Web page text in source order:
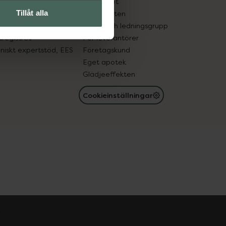
Tillåt alla
in gammal medicin
läkemedel
expertstöd, EES
Samarbeten
Ägare och ledningsgrupp
För leverantörer
Företagskund
Eget apotek
Glädjeeffekten
Cookieinställningar